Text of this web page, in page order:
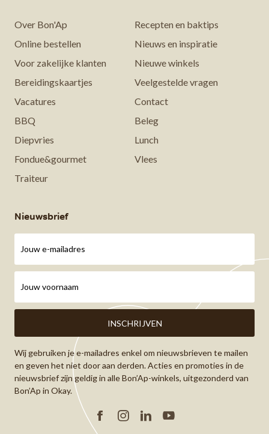
Over Bon'Ap
Recepten en baktips
Online bestellen
Nieuws en inspiratie
Voor zakelijke klanten
Nieuwe winkels
Bereidingskaartjes
Veelgestelde vragen
Vacatures
Contact
BBQ
Beleg
Diepvries
Lunch
Fondue&gourmet
Vlees
Traiteur
Nieuwsbrief
Wij gebruiken je e-mailadres enkel om nieuwsbrieven te mailen
en geven het niet door aan derden. Acties en promoties in de
nieuwsbrief zijn geldig in alle Bon’Ap-winkels, uitgezonderd van
Bon’Ap in Okay.
FacebookInstagram
Linkedin